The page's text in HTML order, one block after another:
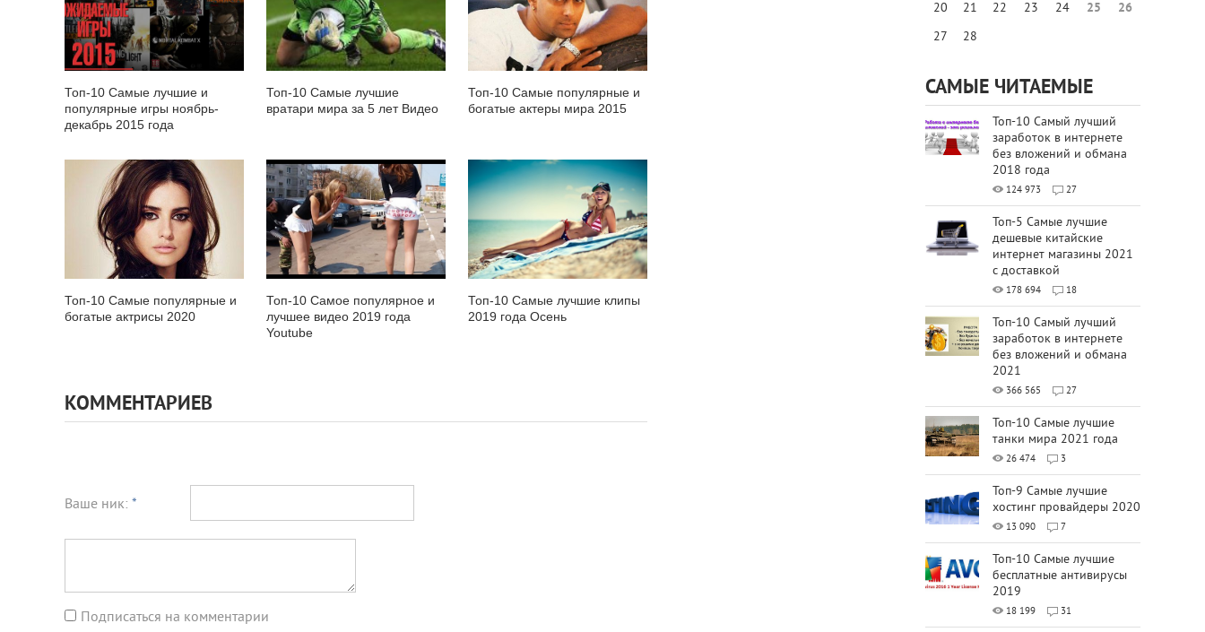
Топ-10 Самые лучшие и
популярные игры ноябрь-
декабрь 2015 года
Топ-10 Самые лучшие
вратари мира за 5 лет Видео
Топ-10 Самые популярные и
богатые актеры мира 2015
Топ-10 Самые популярные и
богатые актрисы 2020
Топ-10 Самое популярное и
лучшее видео 2019 года
Youtube
Топ-10 Самые лучшие клипы
2019 года Осень
КОММЕНТАРИЕВ
Ваше ник: *
Подписаться на комментарии
20
21 22 23 24 25
26
27
28
САМЫЕ ЧИТАЕМЫЕ
Топ-10 Самый лучший
заработок в интернете
без вложений и обмана
2018 года
124 973 27
Топ-5 Самые лучшие
дешевые китайские
интернет магазины 2021
с доставкой
178 694 18
Топ-10 Самый лучший
заработок в интернете
без вложений и обмана
2021
366 565 27
Топ-10 Самые лучшие
танки мира 2021 года
26 474 3
Топ-9 Самые лучшие
хостинг провайдеры 2020
13 090 7
Топ-10 Самые лучшие
бесплатные антивирусы
2019
18 199 31